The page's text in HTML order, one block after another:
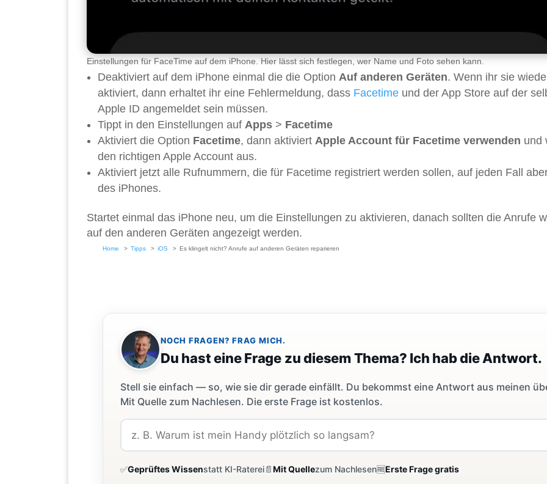
Einstellungen für FaceTime auf dem iPhone. Hier lässt sich festlegen, wer Name und Foto sehen kann.
Deaktiviert auf dem iPhone einmal die die Option Auf anderen Geräten. Wenn ihr sie
aktiviert, dann erhaltet ihr eine Fehlermeldung, dass Facetime und der App Store auf der
Apple ID angemeldet sein müssen.
Tippt in den Einstellungen auf Apps > Facetime
Aktiviert die Option Facetime, dann aktiviert Apple Account für Facetime verwenden und
den richtigen Apple Account aus.
Aktiviert jetzt alle Rufnummern, die für Facetime registriert werden sollen, auf jeden Fall
des iPhones.
Startet einmal das iPhone neu, um die Einstellungen zu aktivieren, danach sollten die Anrufe
auf den anderen Geräten angezeigt werden.
Home Tipps iOS Es klingelt nicht? Anrufe auf anderen Geräten reparieren
NOCH FRAGEN? FRAG MICH.
Du hast eine Frage zu diesem Thema? Ich hab die Antwort.
Stell sie einfach — so, wie sie dir gerade einfällt. Du bekommst eine Antwort aus meinen
Mit Quelle zum Nachlesen. Die erste Frage ist kostenlos.
✅Geprüftes Wissenstatt KI-Raterei📄Mit Quellezum Nachlesen🆓Erste Frage gratis